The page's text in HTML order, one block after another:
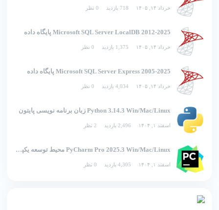
خرداد ۱۴, ۱۴۰۵ 718 بازدید 0 نظر
2012-2025 Microsoft SQL Server LocalDB پایگاه داده
خرداد ۱۴, ۱۴۰۵ 1,375 بازدید 0 نظر
2005-2025 Microsoft SQL Server Express پایگاه داده
خرداد ۱۴, ۱۴۰۵ 4,034 بازدید 0 نظر
Python 3.14.3 Win/Mac/Linux زبان برنامه نویسی پایتون
اسفند ۱, ۱۴۰۴ 2,496 بازدید 2 نظر
PyCharm Pro 2025.3 Win/Mac/Linux محیط توسعه یکپارچه برای پایتون
اسفند ۱, ۱۴۰۴ 4,305 بازدید 0 نظر